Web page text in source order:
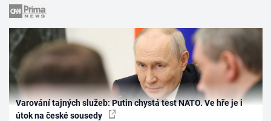
Varování tajných služeb: Putin chystá test NATO. Ve hře je i
útok na české sousedy